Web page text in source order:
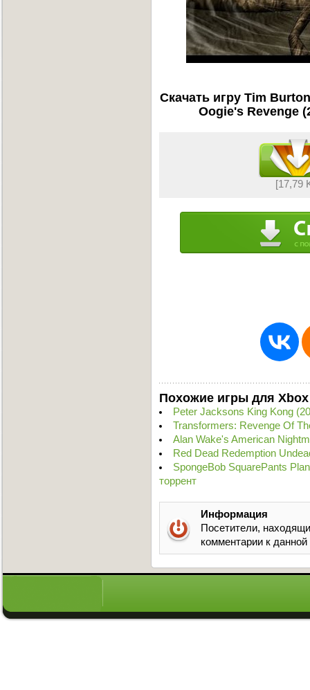
Скачать игру Tim
Oogie's Revenge
[17,79
Похожие игры для Xbox
Peter Jacksons King Kong
Transformers: Revenge Of
Alan Wake's American
Red Dead Redemption
SpongeBob SquarePants
торрент
Информация
Посетители,
комментарии к